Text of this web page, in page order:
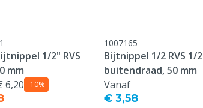
1/2" RVS
mm
6,20 -10%
1007165
Bijtnippel 1/2 RVS 1/2
buitendraad, 50 mm
Vanaf
€ 3,58